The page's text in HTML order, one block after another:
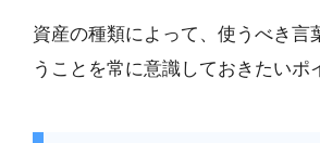
資産の種類によって、使うべき言
うことを常に意識しておきたいポ